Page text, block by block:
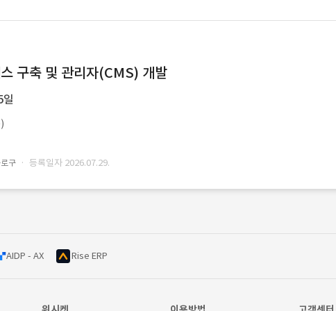
구축 및 관리자(CMS) 개발
일
구 · 등록일자 2026.07.29.
AIDP - AX Rise ERP